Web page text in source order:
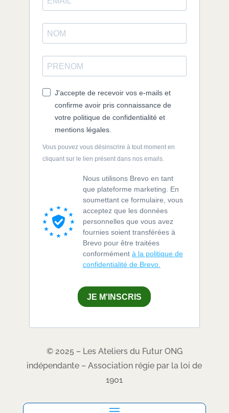
J'accepte de recevoir vos e-mails et
confirme avoir pris connaissance de
votre politique de confidentialité et
mentions légales.
Vous pouvez vous désinscrire à tout moment en
cliquant sur le lien présent dans nos emails.
Nous utilisons Brevo en tant
que plateforme marketing. En
soumettant ce formulaire, vous
acceptez que les données
personnelles que vous avez
fournies soient transférées à
Brevo pour être traitées
conformément à la politique de
confidentialité de Brevo.
JE M'INSCRIS
© 2025 – Les Ateliers du Futur ONG
indépendante – Association régie par la loi de
1901